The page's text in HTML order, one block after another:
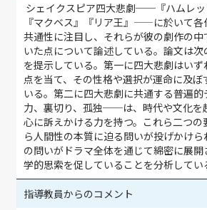
シェイクスピア四大悲劇──『ハムレッ
『マクベス』『リア王』——に於いて各
共通性に注目し、それらが彼の劇作の
いた点について論述している。論文は
を提示している。第一に四大悲劇はい
点を当て、その性格や選択が運命に及ぼ
いる。第二に四大悲劇に共通する普遍
力、裏切り、孤独──は、時代や文化を
心に訴えかける力を持つ。これら二つの
ら人間性の本質に迫る問いが投げかけ
の問いがドラマ全体を通じて綿密に展
学的思索を促していることを分析してい
指導教員からのコメント